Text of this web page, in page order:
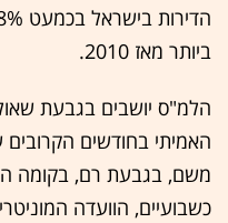
ביותר מאז 2010.
הלמ"ס יושבים בגבעת
האמיתי בחודשים
משם, בגבעת רם, בקומה
כשבועיים, הוועדה